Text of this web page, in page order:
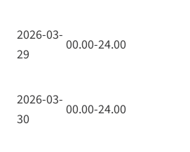
2026-03-
29
00.00-24.00
2026-03-
30
00.00-24.00